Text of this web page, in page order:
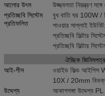
আলোর উৎস
উজ্জ্বলতা নিয়ন্ত্রণ
প্রতিচ্ছবি সিস্টেম
প্রতিফলিত
বুধ বাতি ঘর 100W /
পাওয়ার সাপ্লাই
প্রতিচ্ছবি ফিল্টার
প্রতিচ্ছবি ফিল্টার
ঐচ্ছিক জিনিসপত্র
আই-পীস
ওয়াইড ফিল্ড আইপিস
10X / 20mm
উদ্দেশ্য
আকাশগঙ্গা উদ্দেশ্য